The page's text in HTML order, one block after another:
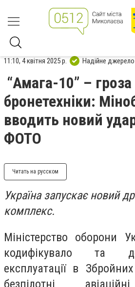
11:10, 4 квітня 2025 р. Надійне джерело
“Амага-10” – гроза
бронетехніки:
вводить новий
ФОТО
Читать на русском
Україна запускає новий
комплекс.
Міністерство оборони
кодифікувало та
експлуатації в
безпілотні